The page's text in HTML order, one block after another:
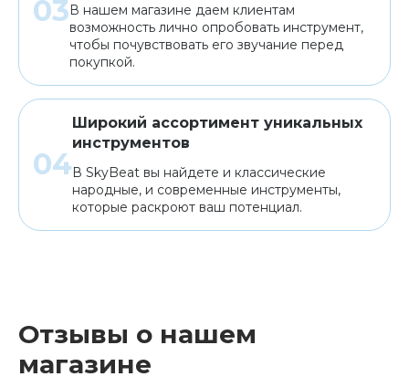
В нашем магазине даем клиентам
возможность лично опробовать инструмент,
чтобы почувствовать его звучание перед
покупкой.
Широкий ассортимент уникальных
инструментов
В SkyBeat вы найдете и классические
народные, и современные инструменты,
которые раскроют ваш потенциал.
Отзывы о нашем
магазине